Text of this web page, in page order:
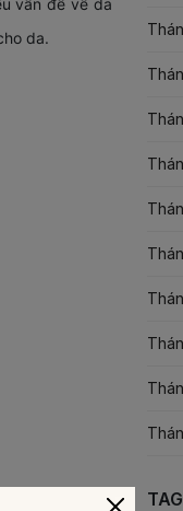
vấn đề về da
da.
TAG